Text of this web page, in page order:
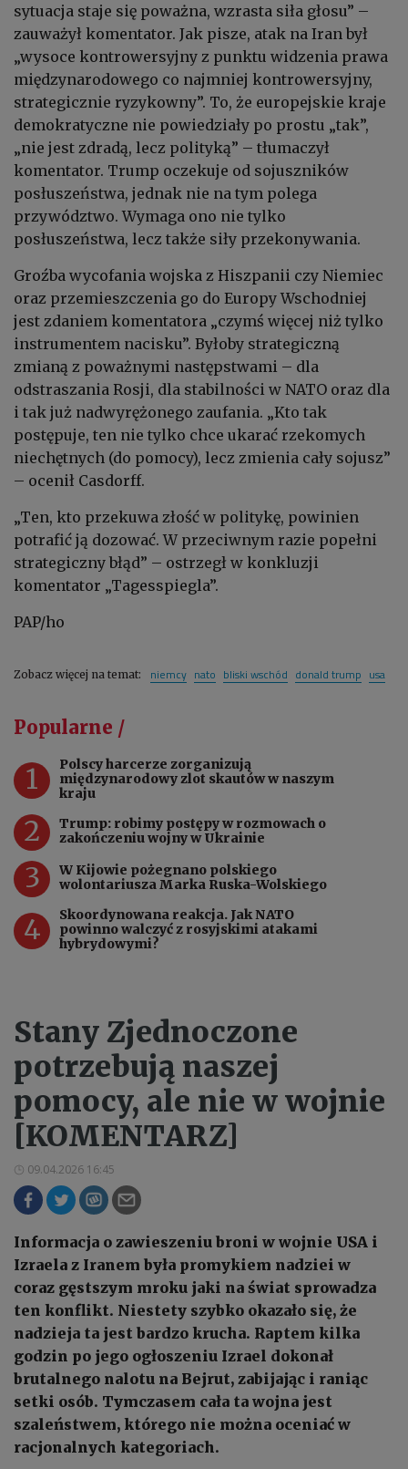
sytuacja staje się poważna, wzrasta siła głosu” –
zauważył komentator. Jak pisze, atak na Iran był
„wysoce kontrowersyjny z punktu widzenia prawa
międzynarodowego co najmniej kontrowersyjny,
strategicznie ryzykowny”. To, że europejskie kraje
demokratyczne nie powiedziały po prostu „tak”,
„nie jest zdradą, lecz polityką” – tłumaczył
komentator. Trump oczekuje od sojuszników
posłuszeństwa, jednak nie na tym polega
przywództwo. Wymaga ono nie tylko
posłuszeństwa, lecz także siły przekonywania.
Groźba wycofania wojska z Hiszpanii czy Niemiec
oraz przemieszczenia go do Europy Wschodniej
jest zdaniem komentatora „czymś więcej niż tylko
instrumentem nacisku”. Byłoby strategiczną
zmianą z poważnymi następstwami – dla
odstraszania Rosji, dla stabilności w NATO oraz dla
i tak już nadwyrężonego zaufania. „Kto tak
postępuje, ten nie tylko chce ukarać rzekomych
niechętnych (do pomocy), lecz zmienia cały sojusz”
– ocenił Casdorff.
„Ten, kto przekuwa złość w politykę, powinien
potrafić ją dozować. W przeciwnym razie popełni
strategiczny błąd” – ostrzegł w konkluzji
komentator „Tagesspiegla”.
PAP/ho
Zobacz więcej na temat: niemcy nato bliski wschód donald trump usa
Popularne /
1
Polscy harcerze zorganizują
międzynarodowy zlot skautów w naszym
kraju
2
Trump: robimy postępy w rozmowach o
zakończeniu wojny w Ukrainie
3
W Kijowie pożegnano polskiego
wolontariusza Marka Ruska-Wolskiego
4
Skoordynowana reakcja. Jak NATO
powinno walczyć z rosyjskimi atakami
hybrydowymi?
Stany Zjednoczone
potrzebują naszej
pomocy, ale nie w wojnie
[KOMENTARZ]
09.04.2026 16:45
Informacja o zawieszeniu broni w wojnie USA i
Izraela z Iranem była promykiem nadziei w
coraz gęstszym mroku jaki na świat sprowadza
ten konflikt. Niestety szybko okazało się, że
nadzieja ta jest bardzo krucha. Raptem kilka
godzin po jego ogłoszeniu Izrael dokonał
brutalnego nalotu na Bejrut, zabijając i raniąc
setki osób. Tymczasem cała ta wojna jest
szaleństwem, którego nie można oceniać w
racjonalnych kategoriach.